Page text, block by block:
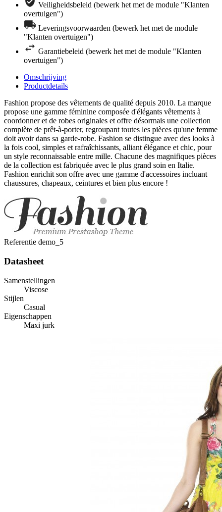
Veiligheidsbeleid (bewerk het met de module "Klanten
overtuigen")
Leveringsvoorwaarden (bewerk het met de module
"Klanten overtuigen")
Garantiebeleid (bewerk het met de module "Klanten
overtuigen")
Omschrijving
Productdetails
Fashion propose des vêtements de qualité depuis 2010. La marque
propose une gamme féminine composée d'élégants vêtements à
coordonner et de robes originales et offre désormais une collection
complète de prêt-à-porter, regroupant toutes les pièces qu'une femme
doit avoir dans sa garde-robe. Fashion se distingue avec des looks à
la fois cool, simples et rafraîchissants, alliant élégance et chic, pour
un style reconnaissable entre mille. Chacune des magnifiques pièces
de la collection est fabriquée avec le plus grand soin en Italie.
Fashion enrichit son offre avec une gamme d'accessoires incluant
chaussures, chapeaux, ceintures et bien plus encore !
Referentie demo_5
Datasheet
Samenstellingen
Viscose
Stijlen
Casual
Eigenschappen
Maxi jurk